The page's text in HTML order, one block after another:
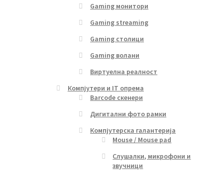
Gaming монитори
Gaming streaming
Gaming столици
Gaming волани
Виртуелна реалност
Компјутери и IT опрема
Barcode скенери
Дигитални фото рамки
Компјутерска галантерија
Mouse / Mouse pad
Слушалки, микрофони и
звучници